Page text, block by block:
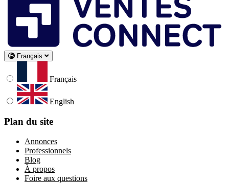
Français
Français
English
Plan du site
Annonces
Professionnels
Blog
À propos
Foire aux questions